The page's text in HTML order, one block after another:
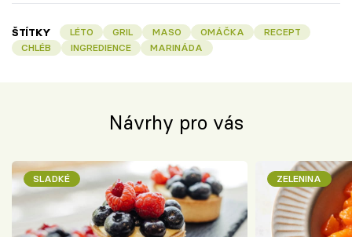
ŠTÍTKY LÉTO GRIL MASO OMÁČKA
RECEPT
CHLÉB
INGREDIENCE MARINÁDA
Návrhy pro vás
SLADKÉ ZELENINA